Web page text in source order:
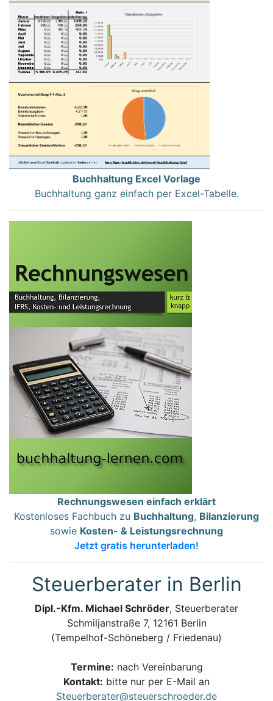
Buchhaltung Excel Vorlage
Buchhaltung ganz einfach per Excel-Tabelle.
Rechnungswesen einfach erklärt
Kostenloses Fachbuch zu Buchhaltung, Bilanzierung
sowie Kosten- & Leistungsrechnung
Jetzt gratis herunterladen!
Steuerberater in Berlin
Dipl.-Kfm. Michael Schröder, Steuerberater
Schmiljanstraße 7, 12161 Berlin
(Tempelhof-Schöneberg / Friedenau)
Termine: nach Vereinbarung
Kontakt: bitte nur per E-Mail an
Steuerberater@steuerschroeder.de